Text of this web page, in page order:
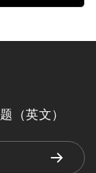
（英文）